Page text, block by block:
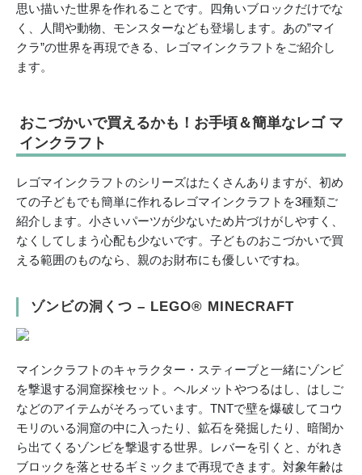
思い描いた世界を作れることです。四角いブロックだけでな
く、人間や動物、モンスターなども登場します。あの”マイ
クラ”の世界を再現できる、レゴマインクラフトをご紹介し
ます。
おこづかいで買えるかも！お手頃＆簡単なレゴ マ
インクラフト
レゴマインクラフトのシリーズはたくさんありますが、初め
ての子どもでも簡単に作れるレゴマインクラフトを3種類ご
紹介します。小さいパーツが少ないため片づけがしやすく、
なくしてしまう心配も少ないです。子どものおこづかいで買
える範囲のものなら、親のお財布にも優しいですね。
ゾンビの洞くつ – LEGO® MINECRAFT
マインクラフトのキャラクター・スティーブと一緒にゾンビ
を撃退する洞窟探検セット。ヘルメットやつるはし、はしご
などのアイテムがそろっています。TNTで壁を爆破してコウ
モリのいる洞窟の中に入ったり、鉱石を発掘したり、暗闇か
ら出てくるゾンビを撃退する世界。レバーを引くと、がれき
ブロックを落とせるギミックまで再現できます。対象年齢は